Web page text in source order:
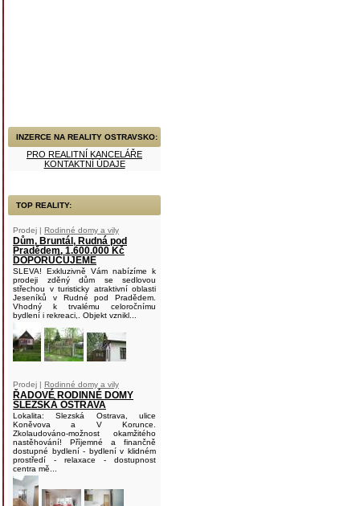
INZERCE NA REALITY OSTRAVSKO:
PRO REALITNÍ KANCELÁŘE
KONTAKTNÍ ÚDAJE
TOP REALITY:
Prodej | Rodinné domy a vily
Dům, Bruntál, Rudná pod
Pradědem, 1.600.000 Kč
DOPORUČUJEME
SLEVA! Exkluzivně Vám nabízíme k
prodeji zděný dům se sedlovou
střechou v turisticky atraktivní oblasti
Jeseníků v Rudné pod Pradědem.
Vhodný k trvalému celoročnímu
bydlení i rekreaci,. Objekt vznikl...
Prodej | Rodinné domy a vily
ŘADOVÉ RODINNÉ DOMY
SLEZSKÁ OSTRAVA
Lokalita: Slezská Ostrava, ulice
Koněvova a V Korunce.
Zkolaudováno-možnost okamžitého
nastěhování! Příjemné a finančně
dostupné bydlení - bydlení v klidném
prostředí - relaxace - dostupnost
centra mě...